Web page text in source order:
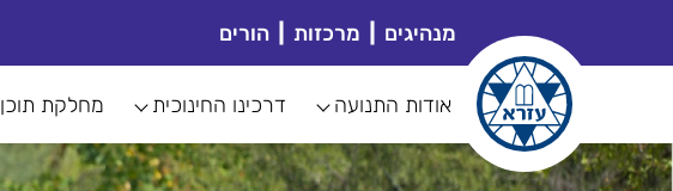
מנהיגים מרכזות הורים
אודות התנועה דרכינו החינוכית מחלקת תוכן